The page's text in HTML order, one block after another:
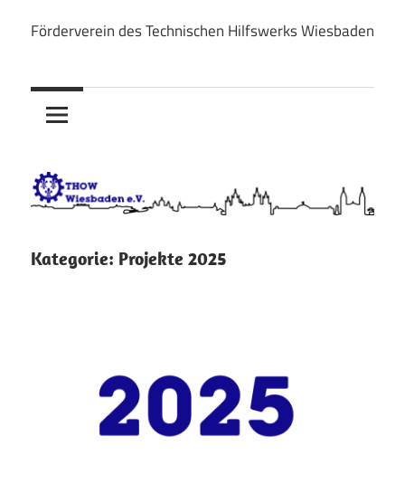
Inhalt
THOW
Wiesbaden
Förderverein des Technischen Hilfswerks Wiesbaden
Kategorie: Projekte 2025